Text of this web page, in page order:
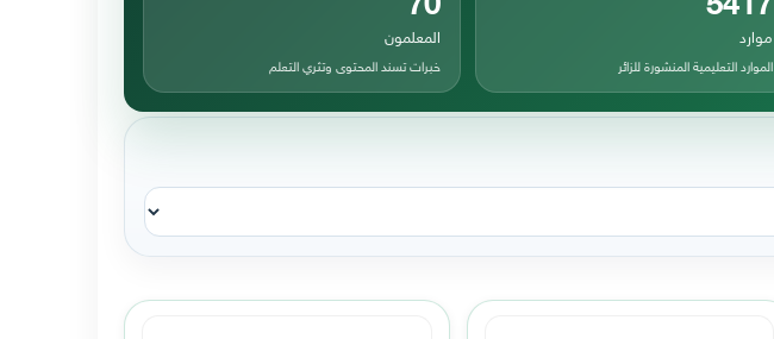
موارد
الموارد التعليمية المنشورة للزائر
المعلمون
خبرات تسند المحتوى وتثري التعلم